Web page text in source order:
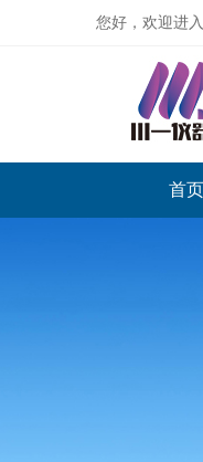
您好，欢迎进
首页